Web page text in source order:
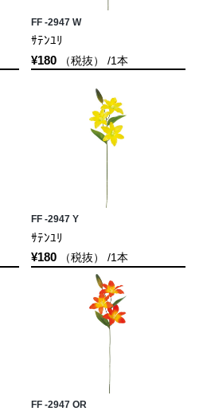
FF -2947 W
ｻﾃﾝﾕﾘ
¥180（税抜） /1本
FF -2947 Y
ｻﾃﾝﾕﾘ
¥180（税抜） /1本
FF -2947 OR